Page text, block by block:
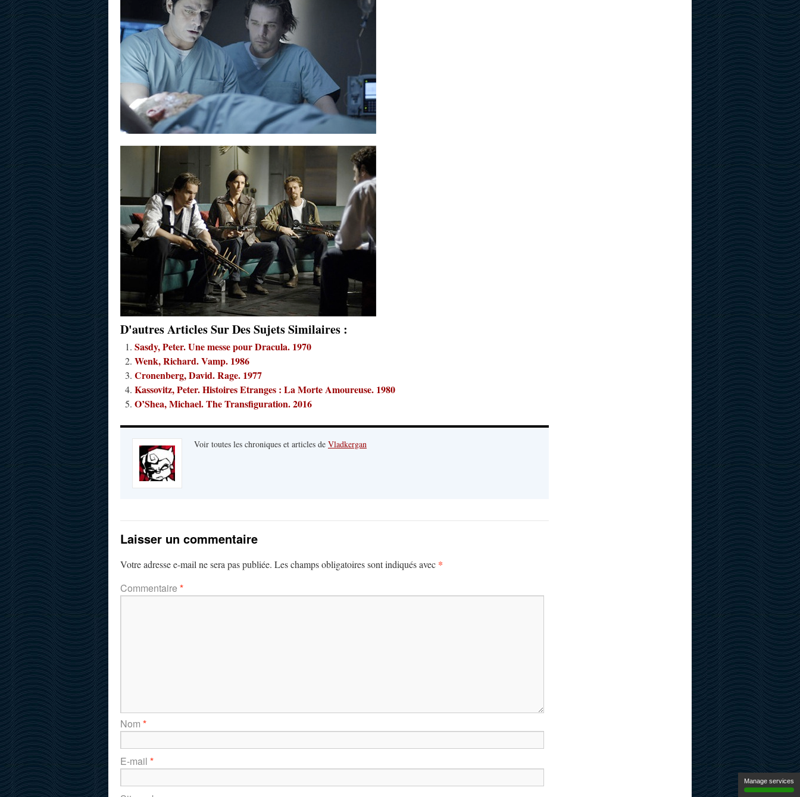
D'autres Articles Sur Des Sujets Similaires :
Sasdy, Peter. Une messe pour Dracula. 1970
Wenk, Richard. Vamp. 1986
Cronenberg, David. Rage. 1977
Kassovitz, Peter. Histoires Etranges : La Morte Amoureuse. 1980
O’Shea, Michael. The Transfiguration. 2016
Voir toutes les chroniques et articles de Vladkergan
Laisser un commentaire
Votre adresse e-mail ne sera pas publiée. Les champs obligatoires sont indiqués avec *
Commentaire *
Nom *
E-mail *
Manage services